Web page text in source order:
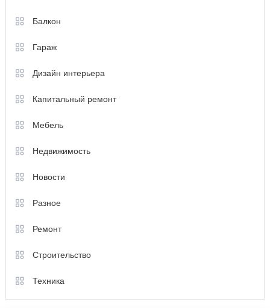
Балкон
Гараж
Дизайн интерьера
Капитальный ремонт
Мебель
Недвижимость
Новости
Разное
Ремонт
Строительство
Техника